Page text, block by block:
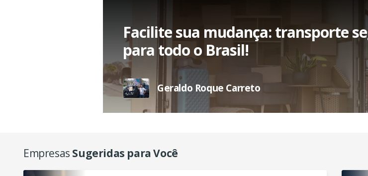
Facilite sua mudança: transporte
para todo o Brasil!
Geraldo Roque Carreto
Empresas Sugeridas para Você